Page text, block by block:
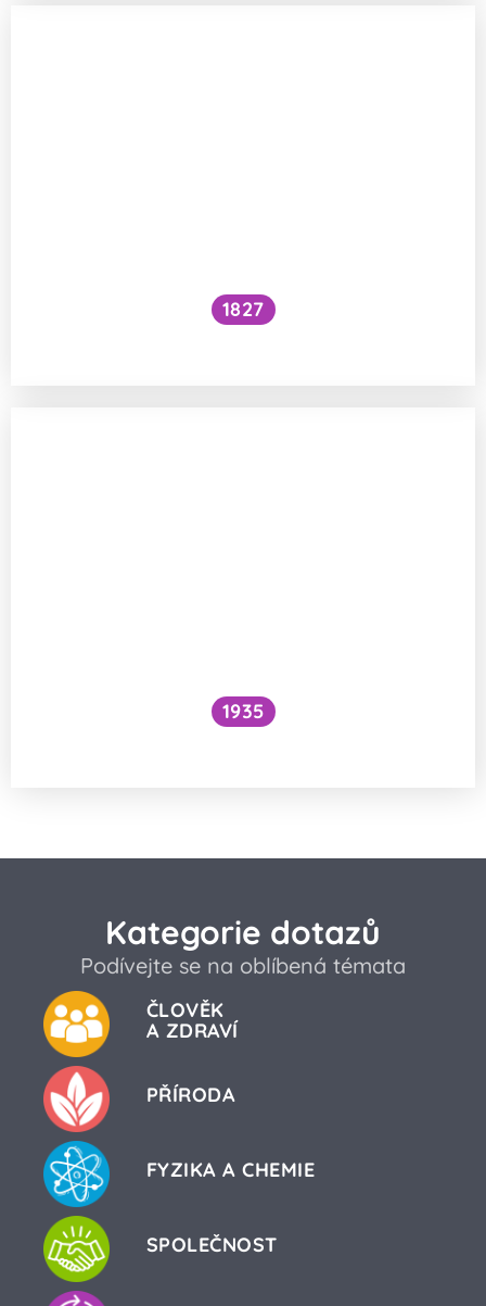
1827
1935
Kategorie dotazů
Podívejte se na oblíbená témata
ČLOVĚK
A ZDRAVÍ
PŘÍRODA
FYZIKA A CHEMIE
SPOLEČNOST